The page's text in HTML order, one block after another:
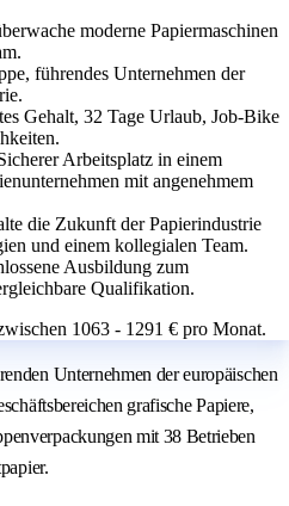
moderne Papiermaschinen
führendes Unternehmen der
Gehalt, 32 Tage Urlaub, Job-Bike
Arbeitsplatz in einem
mit angenehmem
die Zukunft der Papierindustrie
und einem kollegialen Team.
Ausbildung zum
Qualifikation.
1063 - 1291 € pro Monat.
Unternehmen der europäischen
grafische Papiere,
mit 38 Betrieben